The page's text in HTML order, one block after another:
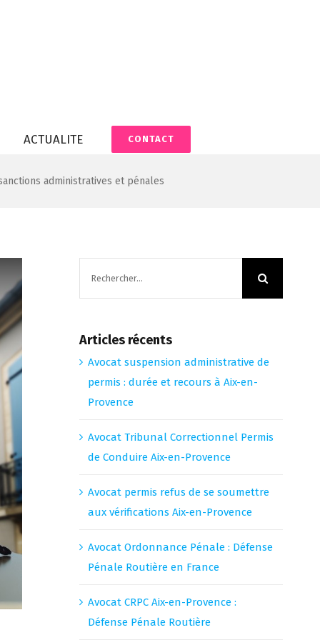
ACTUALITE CONTACT
administratives et pénales
Articles récents
Avocat suspension administrative de
permis : durée et recours à Aix-en-
Provence
Avocat Tribunal Correctionnel Permis
de Conduire Aix-en-Provence
Avocat permis refus de se soumettre
aux vérifications Aix-en-Provence
Avocat Ordonnance Pénale : Défense
Pénale Routière en France
Avocat CRPC Aix-en-Provence :
Défense Pénale Routière